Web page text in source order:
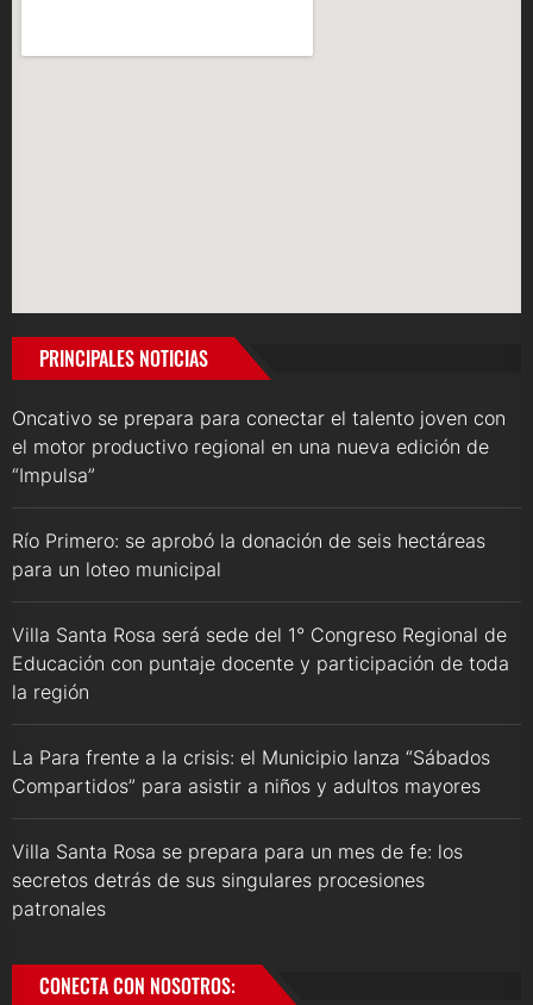
PRINCIPALES NOTICIAS
Oncativo se prepara para conectar el talento joven con
el motor productivo regional en una nueva edición de
“Impulsa”
Río Primero: se aprobó la donación de seis hectáreas
para un loteo municipal
Villa Santa Rosa será sede del 1° Congreso Regional de
Educación con puntaje docente y participación de toda
la región
La Para frente a la crisis: el Municipio lanza “Sábados
Compartidos” para asistir a niños y adultos mayores
Villa Santa Rosa se prepara para un mes de fe: los
secretos detrás de sus singulares procesiones
patronales
CONECTA CON NOSOTROS: